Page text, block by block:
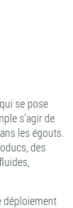
se pose
s’agir de
les égouts.
des
déploiement